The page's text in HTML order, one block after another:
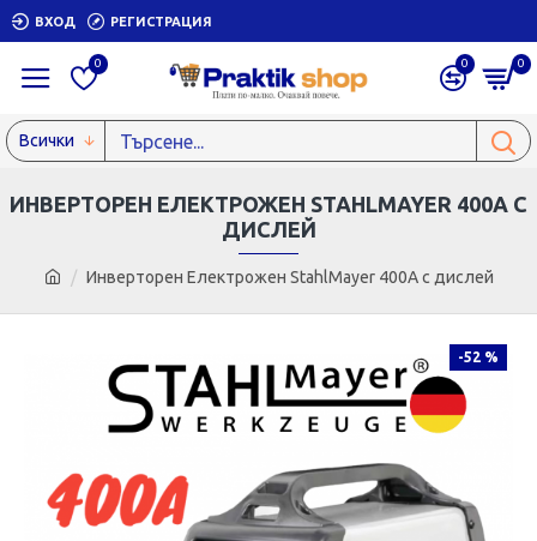
ВХОД РЕГИСТРАЦИЯ
0 0 0
Всички
Инверторен Електрожен StahlMayer 400А с дислей
ИНВЕРТОРЕН ЕЛЕКТРОЖЕН STAHLMAYER 400А С
ДИСЛЕЙ
-52 %